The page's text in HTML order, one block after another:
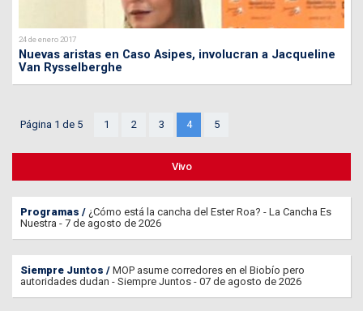
24 de enero 2017
Nuevas aristas en Caso Asipes, involucran a Jacqueline
Van Rysselberghe
Página 1 de 5 1 2 3 4 5
Vivo
Programas
¿Cómo está la cancha del Ester Roa? - La Cancha Es
Nuestra - 7 de agosto de 2026
Siempre Juntos
MOP asume corredores en el Biobío pero
autoridades dudan - Siempre Juntos - 07 de agosto de 2026